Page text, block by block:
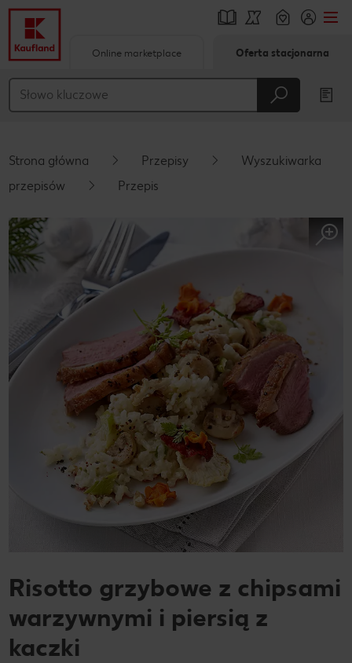
Główna treść
Pływający pasek boczny
Online marketplace Oferta stacjonarna
Strona główna Przepisy
Wyszukiwarka
przepisów
Przepis
Risotto grzybowe z chipsami
warzywnymi i piersią z
kaczki